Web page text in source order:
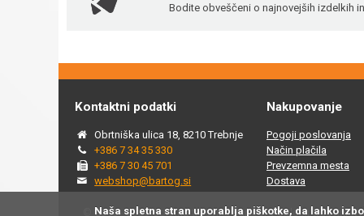
Bodite obveščeni o najnovejših izdelkih
Kontaktni podatki
Obrtniška ulica 18, 8210 Trebnje
+386 7 34 35 330
+386 7 30 45 701
webshop@bartog.si
Nakupovanje
Pogoji poslovanja
Način plačila
Prevzemna mesta
Dostava
© 2015 - 2025 Spletna trgovina Bartog, v spletni trgovini
Naša spletna stran uporablja piškotke, da lahko